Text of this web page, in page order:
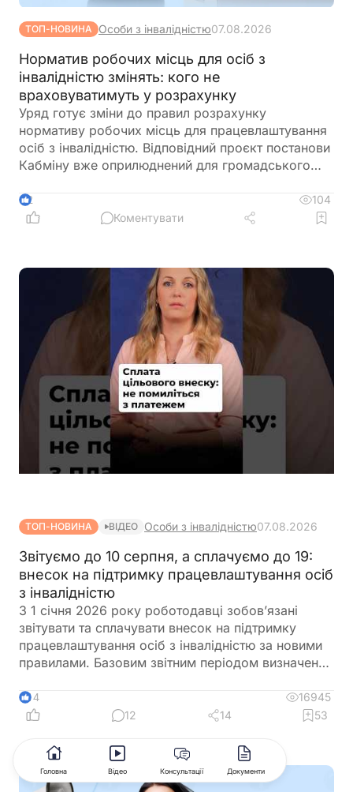
ТОП-НОВИНА Особи з інвалідністю07.08.2026
Норматив робочих місць для осіб з
інвалідністю змінять: кого не
враховуватимуть у розрахунку
Уряд готує зміни до правил розрахунку
нормативу робочих місць для працевлаштування
осіб з інвалідністю. Відповідний проєкт постанови
Кабміну вже оприлюднений для громадського
окремі штатні одиниці під час визначення
середньооблікової чисельності працівників.
активних бойових дій
2
104
Коментувати
ТОП-НОВИНА ВІДЕО Особи з інвалідністю07.08.2026
Звітуємо до 10 серпня, а сплачуємо до 19:
внесок на підтримку працевлаштування осіб
з інвалідністю
З 1 січня 2026 року роботодавці зобов’язані
звітувати та сплачувати внесок на підтримку
працевлаштування осіб з інвалідністю за новими
правилами. Базовим звітним періодом визначено
податкового органу протягом 40 календарних
днів після закінчення кварталу, а сплата внеску
граничного строку подання звіту
14
16945
12
14 53
Головна Відео Консультації Документи